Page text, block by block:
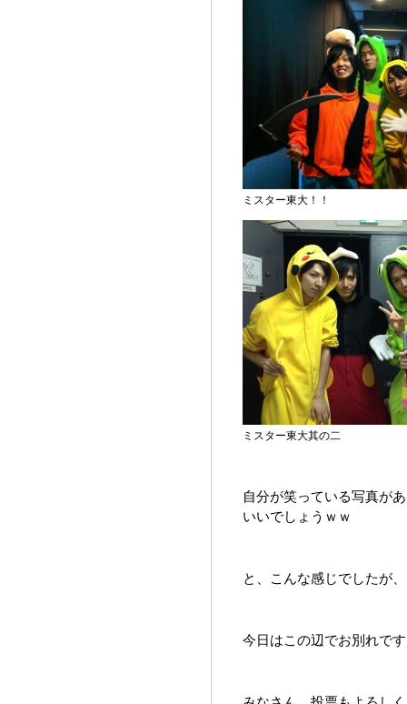
ミスター東大！！
ミスター東大其の二
自分が笑っている写真が
いいでしょうｗｗ
と、こんな感じでしたが、
今日はこの辺でお別れで